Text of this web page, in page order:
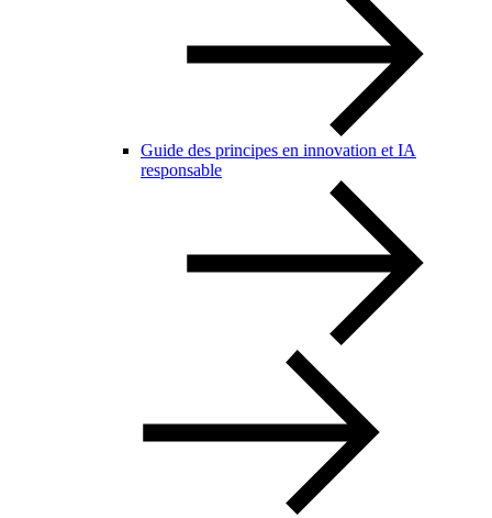
Guide des principes en innovation et IA
responsable